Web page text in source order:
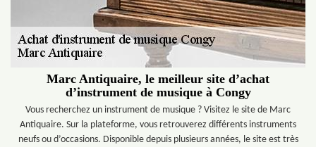
Marc Antiquaire, le meilleur site d’achat
d’instrument de musique à Congy
Vous recherchez un instrument de musique ? Visitez le site de Marc
Antiquaire. Sur la plateforme, vous retrouverez différents instruments
neufs ou d’occasions. Disponible depuis plusieurs années, le site est très